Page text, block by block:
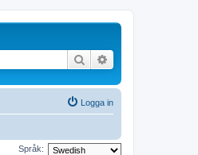
Sök
Logga in
Språk: